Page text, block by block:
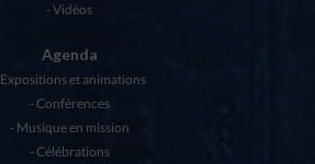
Vidéos
Agenda
Expositions et animations
Conférences
Musique en mission
Célébrations